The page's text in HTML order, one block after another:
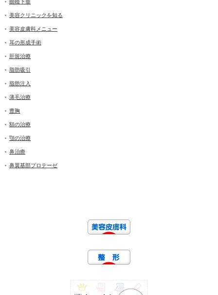
眼瞼下垂
美容クリニックを知る
美容皮膚科メニュー
耳の形成手術
肝斑治療
脂肪吸引
脂肪注入
薄毛治療
豊胸
額の治療
顎の治療
鼻治療
鼻翼基部プロテーゼ